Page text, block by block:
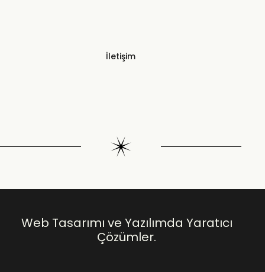
İletişim
Web Tasarımı ve Yazılımda Yaratıcı
Çözümler.